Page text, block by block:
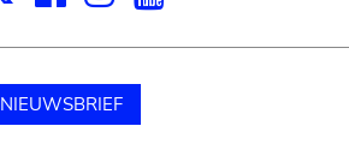
NIEUWSBRIEF